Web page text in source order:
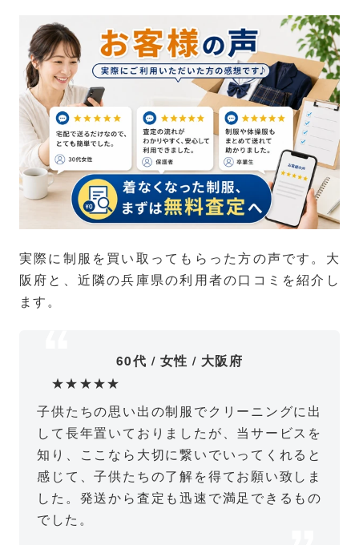
実際に制服を買い取ってもらった方の声です。大
阪府と、近隣の兵庫県の利用者の口コミを紹介し
ます。
60代 / 女性 / 大阪府
★★★★★
子供たちの思い出の制服でクリーニングに出
して長年置いておりましたが、当サービスを
知り、ここなら大切に繋いでいってくれると
感じて、子供たちの了解を得てお願い致しま
した。発送から査定も迅速で満足できるもの
でした。